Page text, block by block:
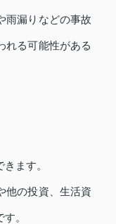
雨漏りなどの事故
れる可能性がある
ます。
他の投資、生活資
。